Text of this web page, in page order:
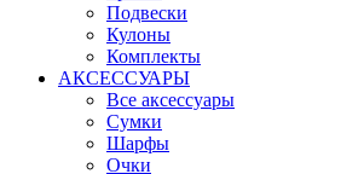
Подвески
Кулоны
Комплекты
АКСЕССУАРЫ
Все аксессуары
Сумки
Шарфы
Очки